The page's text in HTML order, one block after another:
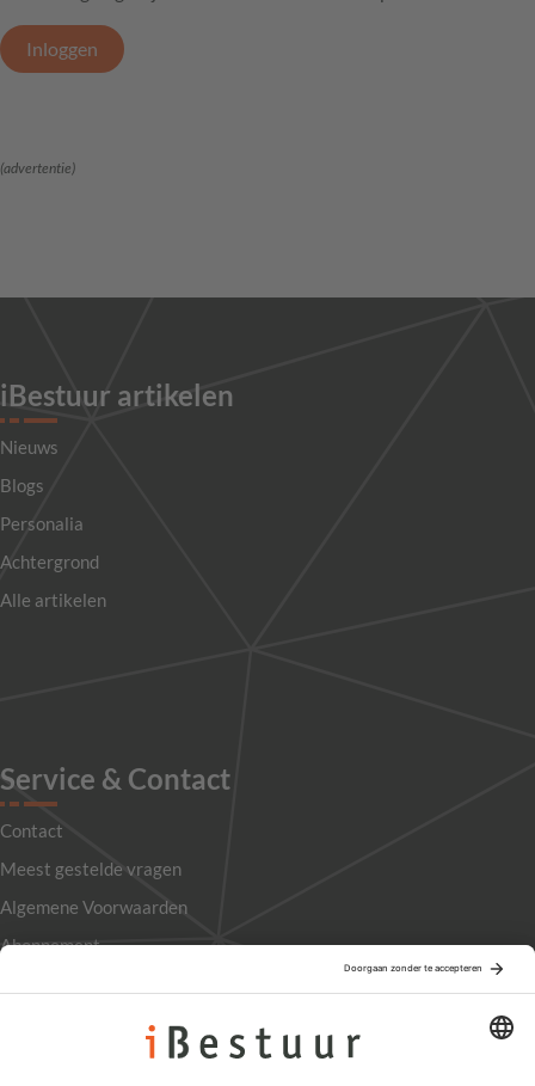
Inloggen
(advertentie)
iBestuur artikelen
Nieuws
Blogs
Personalia
Achtergrond
Alle artikelen
Service & Contact
Contact
Meest gestelde vragen
Algemene Voorwaarden
Abonnement